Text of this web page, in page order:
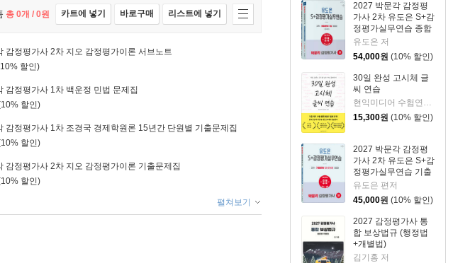
2027 박문각 감정평
가사 2차 유도은 S+감
정평가실무연습 종합
문제
유도은 저
54,000원 (10% 할인)
30일 완성 고시체 글
씨 연습
현익미디어 수험연구소 저
15,300원 (10% 할인)
2027 박문각 감정평
가사 2차 유도은 S+감
정평가실무연습 기출
문제
유도은 편저
45,000원 (10% 할인)
2027 감정평가사 통
합 보상법규 (행정법
+개별법)
김기홍 저
총 0개 / 0원 카트에 넣기 바로구매 리스트에 넣기
감정평가사 2차 지오 감정평가이론 서브노트
할인)
감정평가사 1차 백운정 민법 문제집
할인)
감정평가사 1차 조경국 경제학원론 15년간 단원별 기출문제집
할인)
감정평가사 2차 지오 감정평가이론 기출문제집
할인)
펼쳐보기